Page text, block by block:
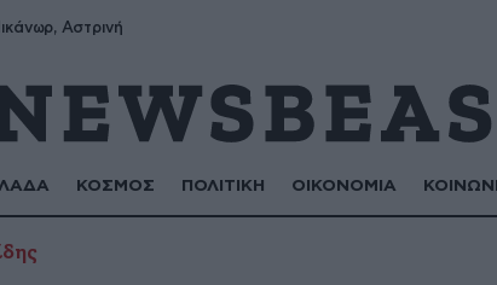
Αστρινή
ΚΟΣΜΟΣ ΠΟΛΙΤΙΚΗ ΟΙΚΟΝΟΜΙΑ